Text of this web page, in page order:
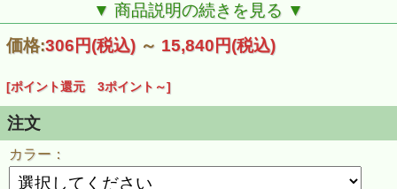
サイズ：直径210×高さ192mm/上部内径約192下部外形径
105mm
土容量：3.00Ｌ
スリット鉢・栽培用・水はけ・ガーデニング・園芸・植え込
み
▼ 商品説明の続きを見る ▼
価格:306円(税込) ～ 15,840円(税込)
[ポイント還元 3ポイント～]
注文
カラー：